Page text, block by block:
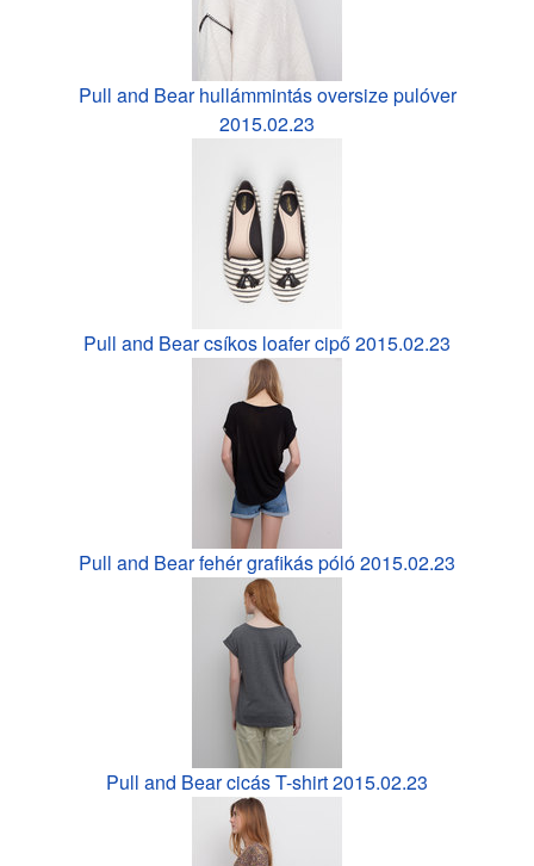
Pull and Bear hullámmintás oversize pulóver
2015.02.23
Pull and Bear csíkos loafer cipő 2015.02.23
Pull and Bear fehér grafikás póló 2015.02.23
Pull and Bear cicás T-shirt 2015.02.23